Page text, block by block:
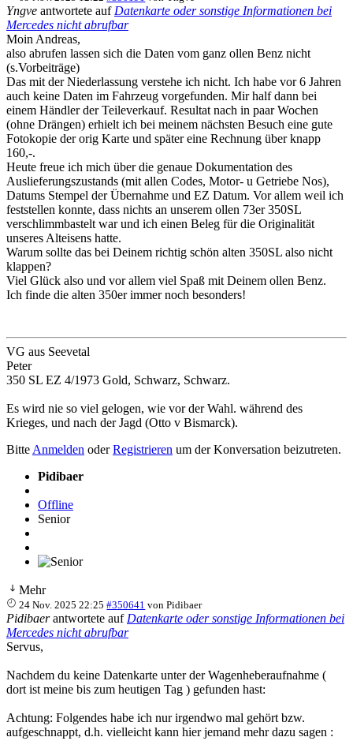
Yngve antwortete auf Datenkarte oder sonstige Informationen bei
Mercedes nicht abrufbar
Moin Andreas,
also abrufen lassen sich die Daten vom ganz ollen Benz nicht
(s.Vorbeiträge)
Das mit der Niederlassung verstehe ich nicht. Ich habe vor 6 Jahren
auch keine Daten im Fahrzeug vorgefunden. Mir half dann bei
einem Händler der Teileverkauf. Resultat nach in paar Wochen
(ohne Drängen) erhielt ich bei meinem nächsten Besuch eine gute
Fotokopie der orig Karte und später eine Rechnung über knapp
160,-.
Heute freue ich mich über die genaue Dokumentation des
Auslieferungszustands (mit allen Codes, Motor- u Getriebe Nos),
Datums Stempel der Übernahme und EZ Datum. Vor allem weil ich
feststellen konnte, dass nichts an unserem ollen 73er 350SL
verschlimmbastelt war und ich einen Beleg für die Originalität
unseres Alteisens hatte.
Warum sollte das bei Deinem richtig schön alten 350SL also nicht
klappen?
Viel Glück also und vor allem viel Spaß mit Deinem ollen Benz.
Ich finde die alten 350er immer noch besonders!
VG aus Seevetal
Peter
350 SL EZ 4/1973 Gold, Schwarz, Schwarz.
Es wird nie so viel gelogen, wie vor der Wahl. während des
Krieges, und nach der Jagd (Otto v Bismarck).
Bitte Anmelden oderRegistrieren um der Konversation beizutreten.
Pidibaer
Offline
Senior
Mehr
24 Nov. 2025 22:25 #350641 vonPidibaer
Pidibaerantwortete auf Datenkarte oder sonstige Informationen bei
Mercedes nicht abrufbar
Servus,
Nachdem du keine Datenkarte unter der Wagenheberaufnahme (
dort ist meine bis zum heutigen Tag ) gefunden hast:
Achtung: Folgendes habe ich nur irgendwo mal gehört bzw.
aufgeschnappt, d.h. vielleicht kann hier jemand mehr dazu sagen :